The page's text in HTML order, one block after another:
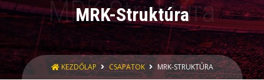
MRK-Struktúra
KEZDŐLAP CSAPATOK MRK-STRUKTÚRA